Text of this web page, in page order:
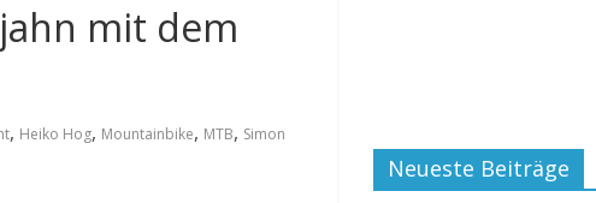
mit dem
, Heiko Hog, Mountainbike, MTB, Simon
Neueste Beiträge